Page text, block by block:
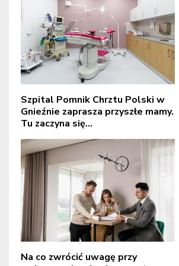
Szpital Pomnik Chrztu Polski w
Gnieźnie zaprasza przyszłe mamy.
Tu zaczyna się...
Na co zwrócić uwagę przy